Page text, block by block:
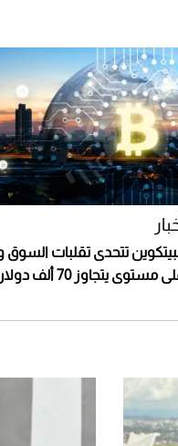
تتحدى تقلبات
مستوى يتجاوز 70 ألف دولار